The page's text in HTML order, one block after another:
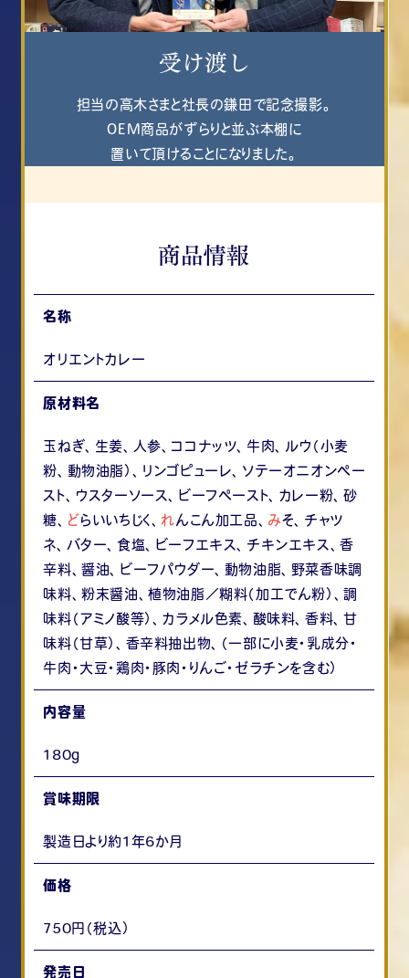
担当の高木さまと社長の鎌田で記念撮影。
OEM商品がずらりと並ぶ本棚に
置いて頂けることになりました。
名称
オリエントカレー
原材料名
玉ねぎ、生姜、人参、ココナッツ、牛肉、ルウ（小麦
粉、動物油脂）、リンゴピューレ、ソテーオニオンペー
スト、ウスターソース、ビーフペースト、カレー粉、砂
糖、 どらいいちじく、れんこん加工品、 みそ、チャツ
ネ、バター、食塩、ビーフエキス、チキンエキス、香
辛料、醤油、ビーフパウダー、動物油脂、野菜香味調
味料、粉末醤油、植物油脂／糊料（加工でん粉）、調
味料（アミノ酸等）、カラメル色素、酸味料、香料、甘
味料（甘草）、香辛料抽出物、（一部に小麦・乳成分・
牛肉・大豆・鶏肉・豚肉・りんご・ゼラチンを含む）
内容量
180g
賞味期限
製造日より約1年6か月
価格
750円（税込）
発売日